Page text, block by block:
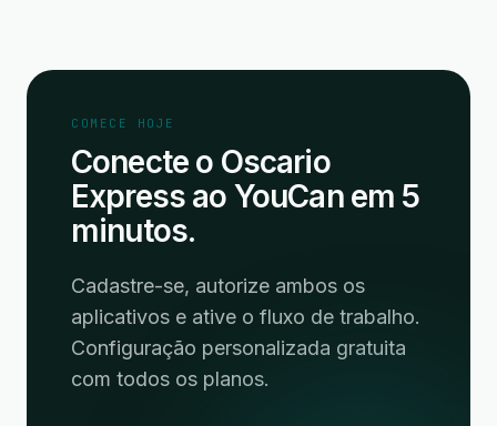
COMECE HOJE
Conecte o Oscario
Express ao YouCan em 5
minutos.
Cadastre-se, autorize ambos os
aplicativos e ative o fluxo de trabalho.
Configuração personalizada gratuita
com todos os planos.